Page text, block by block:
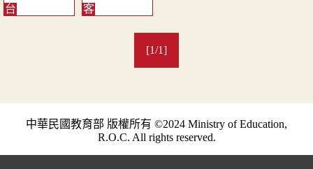
[1/1]
中華民國教育部 版權所有 ©2024 Ministry of Education,
R.O.C. All rights reserved.